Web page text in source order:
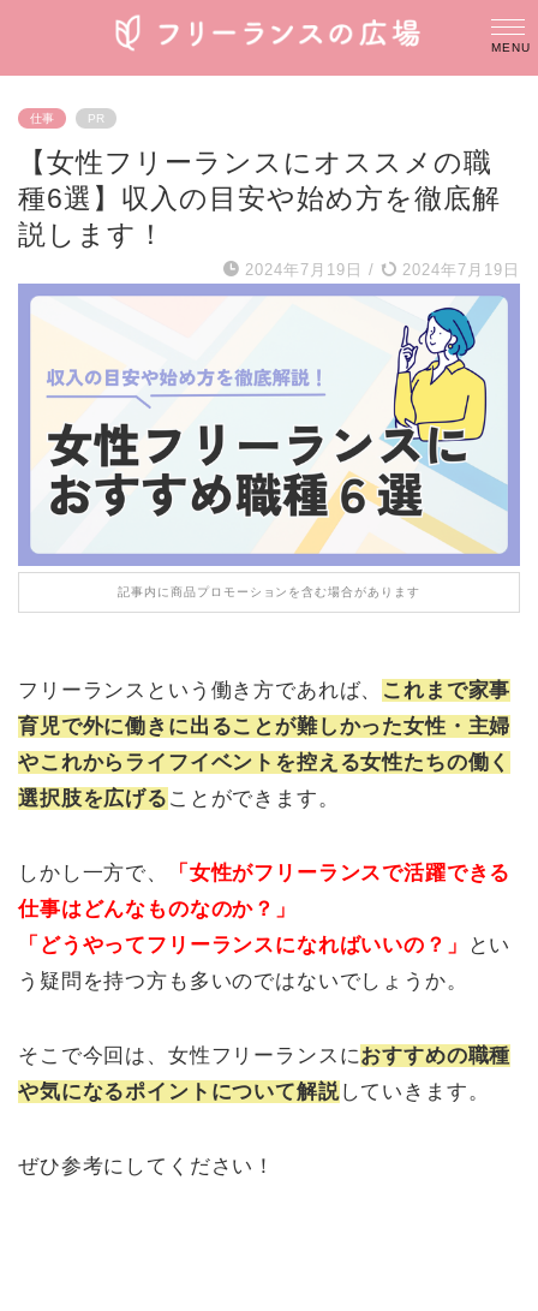
仕事 PR
【女性フリーランスにオススメの職
種6選】収入の目安や始め方を徹底解
説します！
2024年7月19日 / 2024年7月19日
記事内に商品プロモーションを含む場合があります
フリーランスという働き方であれば、 これまで家事
育児で外に働きに出ることが難しかった女性・主婦
やこれからライフイベントを控える女性たちの働く
選択肢を広げる ことができます。
しかし一方で、
「女性がフリーランスで活躍できる
仕事はどんなものなのか？」
「どうやってフリーランスになればいいの？」
とい
う疑問を持つ方も多いのではないでしょうか。
そこで今回は、女性フリーランスにおすすめの職種
や気になるポイントについて解説していきます。
ぜひ参考にしてください！